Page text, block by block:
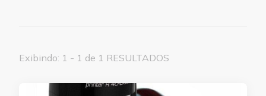
Exibindo: 1 - 1 de 1 RESULTADOS